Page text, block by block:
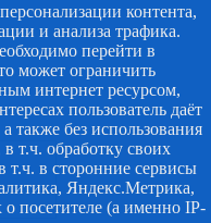
контента,
и анализа трафика.
перейти в
может ограничить
интернет ресурсом,
пользователь даёт
также без использования
т.ч. обработку своих
т.ч. в сторонние сервисы
Яндекс.Метрика,
посетителе (а именно IP-